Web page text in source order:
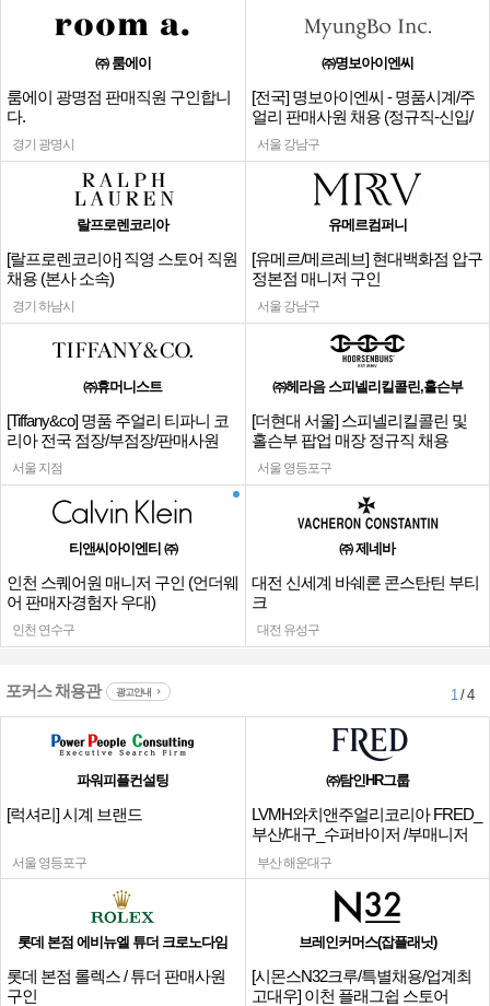
㈜ 룸에이
룸에이 광명점 판매직원 구인합니
다.
경기 광명시
㈜명보아이엔씨
[전국] 명보아이엔씨 - 명품시계/주
얼리 판매사원 채용 (정규직-신입/
경력)
서울 강남구
랄프로렌코리아
[랄프로렌코리아] 직영 스토어 직원
채용 (본사 소속)
경기 하남시
유메르컴퍼니
[유메르/메르레브] 현대백화점 압구
정본점 매니저 구인
서울 강남구
㈜휴머니스트
[Tiffany&co] 명품 주얼리 티파니 코
리아 전국 점장/부점장/판매사원
서울 지점
㈜헤라음 스피넬리킬콜린,홀슨부
[더현대 서울] 스피넬리킬콜린 및
홀슨부 팝업 매장 정규직 채용
서울 영등포구
티앤씨아이엔티 ㈜
인천 스퀘어원 매니저 구인 (언더웨
어 판매자경험자 우대)
인천 연수구
㈜ 제네바
대전 신세계 바쉐론 콘스탄틴 부티
크
대전 유성구
포커스 채용관 광고안내 1/ 4
파워피플컨설팅
[럭셔리] 시계 브랜드
서울 영등포구
㈜탐인HR그룹
LVMH와치앤주얼리코리아 FRED_
부산/대구_수퍼바이저 /부매니저
채용
부산 해운대구
롯데 본점 에비뉴엘 튜더 크로노다임
롯데 본점 롤렉스 / 튜더 판매사원
구인
브레인커머스(잡플래닛)
[시몬스N32크루/특별채용/업계최
고대우] 이천 플래그쉽 스토어